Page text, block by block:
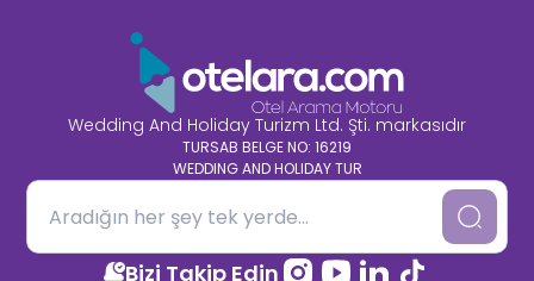
Wedding And Holiday Turizm Ltd. Şti. markasıdır
TURSAB BELGE NO: 16219
WEDDING AND HOLIDAY TUR
Bizi Takip Edin